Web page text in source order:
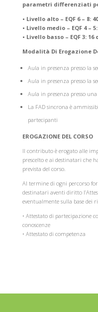
parametri differenziati
• Livello alto – EQF 6 – 8:
• Livello medio – EQF 4 –
• Livello basso – EQF 3:
Modalità Di Erogazione
Aula in presenza presso la
Aula in presenza presso la
Aula in presenza presso una
La FAD sincrona è
partecipanti
EROGAZIONE DEL CORSO
Il contributo è erogato alle
prescelto e ai destinatari che
prevista del corso.
Al termine di ogni percorso
destinatari aventi diritto
eventualmente sulla base
• Attestato di partecipazione
conoscenze
• Attestato di competenza